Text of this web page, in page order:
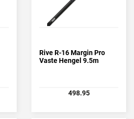
Rive R-16 Margin Pro
Vaste Hengel 9.5m
498.95